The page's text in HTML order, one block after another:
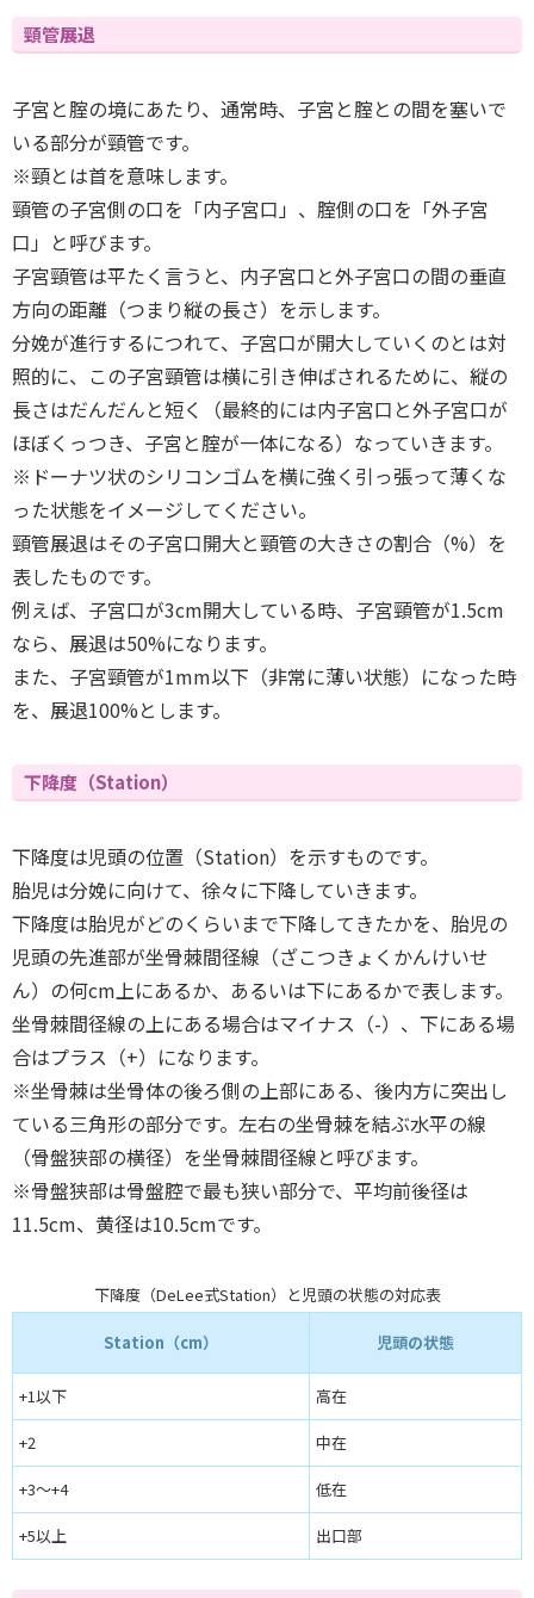
頸管展退
子宮と腟の境にあたり、通常時、子宮と腟との間を塞いで
いる部分が頸管です。
※頸とは首を意味します。
頸管の子宮側の口を「内子宮口」、腟側の口を「外子宮
口」と呼びます。
子宮頸管は平たく言うと、内子宮口と外子宮口の間の垂直
方向の距離（つまり縦の長さ）を示します。
分娩が進行するにつれて、子宮口が開大していくのとは対
照的に、この子宮頸管は横に引き伸ばされるために、縦の
長さはだんだんと短く（最終的には内子宮口と外子宮口が
ほぼくっつき、子宮と腟が一体になる）なっていきます。
※ドーナツ状のシリコンゴムを横に強く引っ張って薄くな
った状態をイメージしてください。
頸管展退はその子宮口開大と頸管の大きさの割合（%）を
表したものです。
例えば、子宮口が3cm開大している時、子宮頸管が1.5cm
なら、展退は50%になります。
また、子宮頸管が1mm以下（非常に薄い状態）になった時
を、展退100%とします。
下降度（Station）
下降度は児頭の位置（Station）を示すものです。
胎児は分娩に向けて、徐々に下降していきます。
下降度は胎児がどのくらいまで下降してきたかを、胎児の
児頭の先進部が坐骨棘間径線（ざこつきょくかんけいせ
ん）の何cm上にあるか、あるいは下にあるかで表します。
坐骨棘間径線の上にある場合はマイナス（-）、下にある場
合はプラス（+）になります。
※坐骨棘は坐骨体の後ろ側の上部にある、後内方に突出し
ている三角形の部分です。左右の坐骨棘を結ぶ水平の線
（骨盤狭部の横径）を坐骨棘間径線と呼びます。
※骨盤狭部は骨盤腔で最も狭い部分で、平均前後径は
11.5cm、黄径は10.5cmです。
下降度（DeLee式Station）と児頭の状態の対応表
Station（cm） 児頭の状態
+1以下 高在
+2 中在
+3～+4 低在
+5以上 出口部